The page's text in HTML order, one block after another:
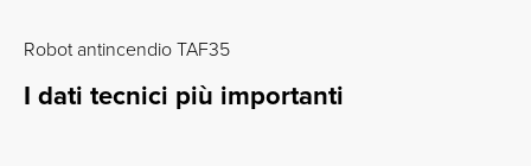
I dati tecnici più importanti
Robot antincendio TAF35